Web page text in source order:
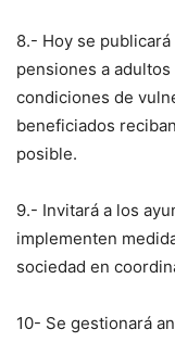
8.- Hoy se
pensiones a
condiciones de
beneficiados
posible.
9.- Invitará a los
implementen
sociedad en
10- Se gestionará